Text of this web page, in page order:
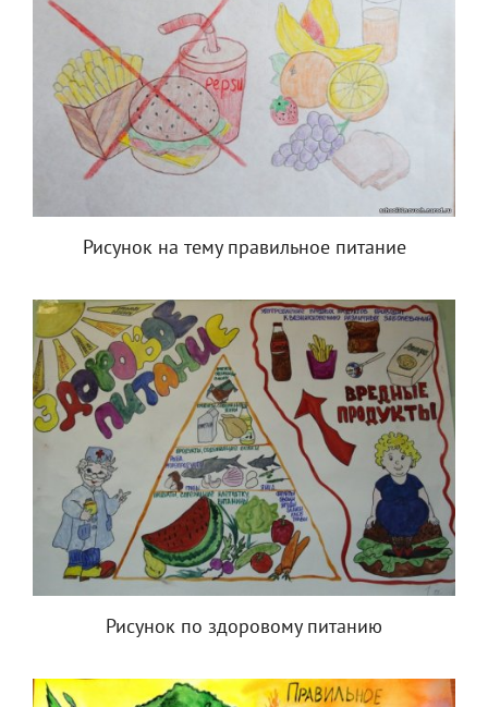
Рисунок на тему правильное питание
Рисунок по здоровому питанию